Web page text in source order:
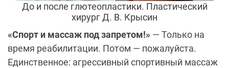
До и после глютеопластики. Пластический
хирург Д. В. Крысин
«Спорт и массаж под запретом!» — Только на
время реабилитации. Потом — пожалуйста.
Единственное: агрессивный спортивный массаж